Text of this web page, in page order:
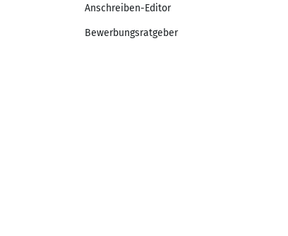
Anschreiben-Editor
Bewerbungsratgeber